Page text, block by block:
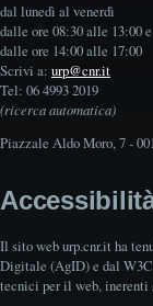
dal lunedì al venerdì
dalle ore 08:30 alle 13:00 e
dalle ore 14:00 alle 17:00
Scrivi a: urp@cnr.it
Tel: 06 4993 2019
(ricerca automatica)
Piazzale Aldo Moro, 7 -
Il sito web urp.cnr.it ha
Digitale (AgID) e dal
tecnici per il web,